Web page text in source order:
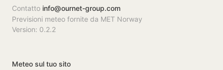
Contatto info@ournet-group.com
Previsioni meteo fornite da MET Norway
Version: 0.2.2
Meteo sul tuo sito